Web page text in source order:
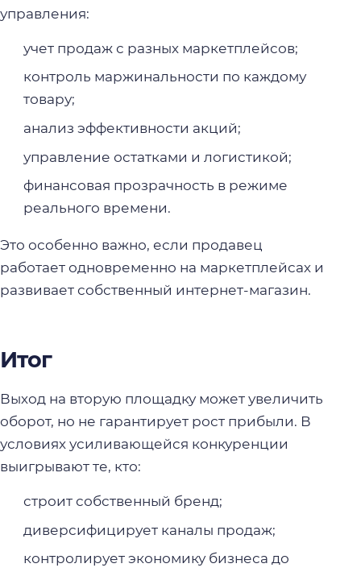
управления:
учет продаж с разных маркетплейсов;
контроль маржинальности по каждому
товару;
анализ эффективности акций;
управление остатками и логистикой;
финансовая прозрачность в режиме
реального времени.
Это особенно важно, если продавец
работает одновременно на маркетплейсах и
развивает собственный интернет-магазин.
Итог
Выход на вторую площадку может увеличить
оборот, но не гарантирует рост прибыли. В
условиях усиливающейся конкуренции
выигрывают те, кто:
строит собственный бренд;
диверсифицирует каналы продаж;
контролирует экономику бизнеса до